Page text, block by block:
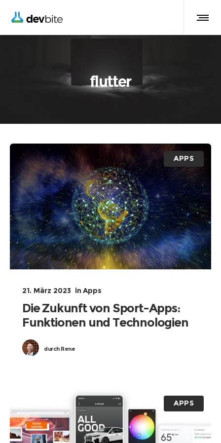
flutter
APPS
21. März 2023 in Apps
Die Zukunft von Sport-Apps:
Funktionen und Technologien
durchRene
APPS